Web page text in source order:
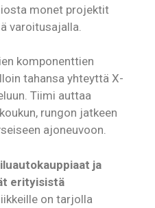
monet projektit
varoitusajalla.
komponenttien
tahansa yhteyttä X-
Tiimi auttaa
rungon jatkeen
ajoneuvoon.
ja
erityisistä
on tarjolla